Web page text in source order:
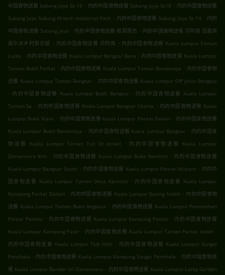
中国食物送餐 Subang Jaya Ss 18 . 内的中国食物送餐 Subang Jaya Ss18 . 内的中国食物送餐
Subang Jaya Subang Hi-tech Industrial Park . 内的中国食物送餐 Subang Jaya Ss 14 . 内的
中国食物送餐 Subang Jaya . 内的中国食物送餐 梳邦再也 . 内的中国食物送餐 莎阿南 绍嘉纳
高尔夫乡村俱乐部
. 内的中国食物送餐 莎阿南 . 内的中国食物送餐 Kuala Lumpur Taman
Lucky . 内的中国食物送餐 Kuala Lumpur Bangsar Baru . 内的中国食物送餐 Kuala Lumpur
Taman Bukit Pantai . 内的中国食物送餐 Kuala Lumpur Taman Bandaraya . 内的中国食物
送餐 Kuala Lumpur Taman Bangsar . 内的中国食物送餐 Kuala Lumpur Off Jalan Bangsar
. 内的中国食物送餐 Kuala Lumpur Bukit Bangsar . 内的中国食物送餐 Kuala Lumpur
Taman Sa . 内的中国食物送餐 Kuala Lumpur Bangsar Utama . 内的中国食物送餐 Kuala
Lumpur Bukit Kiara . 内的中国食物送餐 Kuala Lumpur Pantai Dalam . 内的中国食物送餐
Kuala Lumpur Bukit Bandaraya . 内的中国食物送餐 Kuala Lumpur Bangsar . 内的中国食
物送餐 Kuala Lumpur Taman Tun Dr Ismail
. 内的中国食物送餐 Kuala Lumpur
Damansara Kim . 内的中国食物送餐 Kuala Lumpur Bukit Kerinchi . 内的中国食物送餐
Kuala Lumpur Bangsar South . 内的中国食物送餐 Kuala Lumpur Pantai Hillpark . 内的中
国食物送餐 Kuala Lumpur Taman Desa Kerinchi . 内的中国食物送餐 Kuala Lumpur
Kampung Pantai Dalam . 内的中国食物送餐 Kuala Lumpur Gasing Indah . 内的中国食物
送餐 Kuala Lumpur Taman Bukit Angkasa . 内的中国食物送餐 Kuala Lumpur Perumahan
Pantai Permai . 内的中国食物送餐 Kuala Lumpur Kampung Pantai . 内的中国食物送餐
Kuala Lumpur Kampung Pasir . 内的中国食物送餐 Kuala Lumpur Taman Pantai Indah .
内的中国食物送餐 Kuala Lumpur Ttdi Hills . 内的中国食物送餐 Kuala Lumpur Sungai
Penchala . 内的中国食物送餐 Kuala Lumpur Kampung Sungai Penchala . 内的中国食物送
餐 Kuala Lumpur Bandar Sri Damansara . 内的中国食物送餐 Kuala Lumpur Lucky Garden